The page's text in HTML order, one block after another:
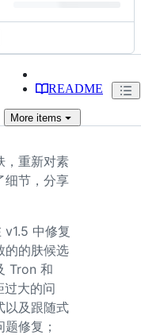
README
More items
，重新对素
细节，分享
v1.5 中修复
的的肤候选
Tron 和
过大的问
以及跟随式
修复；